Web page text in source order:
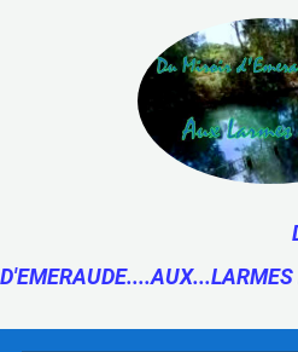
D'EMERAUDE....AUX...LARMES